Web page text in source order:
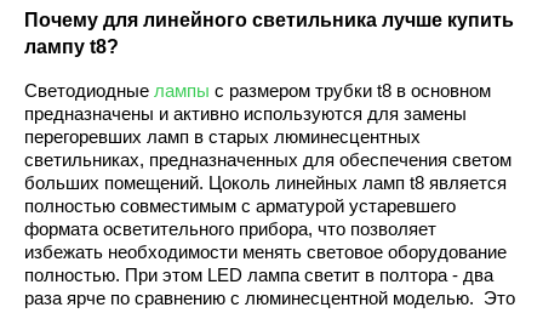
Почему для линейного светильника лучше купить
лампу t8?
Светодиодные лампы с размером трубки t8 в основном
предназначены и активно используются для замены
перегоревших ламп в старых люминесцентных
светильниках, предназначенных для обеспечения светом
больших помещений. Цоколь линейных ламп t8 является
полностью совместимым с арматурой устаревшего
формата осветительного прибора, что позволяет
избежать необходимости менять световое оборудование
полностью. При этом LED лампа светит в полтора - два
раза ярче по сравнению с люминесцентной моделью. Это